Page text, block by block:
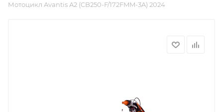
Мотоцикл Avantis A2 (CB250-F/172FMM-3A) 2024